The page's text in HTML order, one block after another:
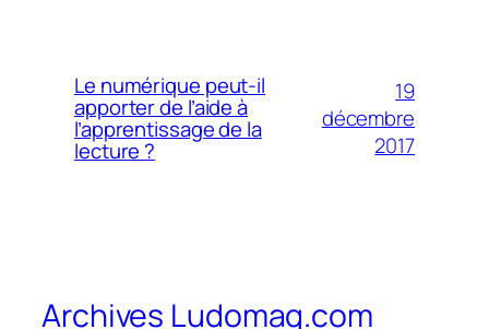
Le numérique peut-il
apporter de l’aide à
l’apprentissage de la
lecture ?
19
décembre
2017
Archives Ludomag.com